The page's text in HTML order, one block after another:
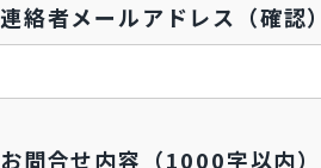
連絡者メールアドレス（確認）
お問合せ内容（1000字以内）